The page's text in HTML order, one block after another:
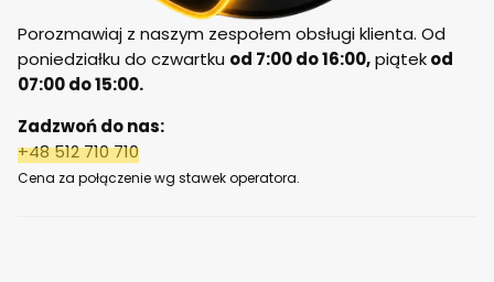
Porozmawiaj z naszym zespołem obsługi klienta. Od
poniedziałku do czwartku od 7:00 do 16:00,piątekod
07:00 do 15:00.
Zadzwoń do nas:
+48 512 710 710
Cena za połączenie wg stawek operatora.